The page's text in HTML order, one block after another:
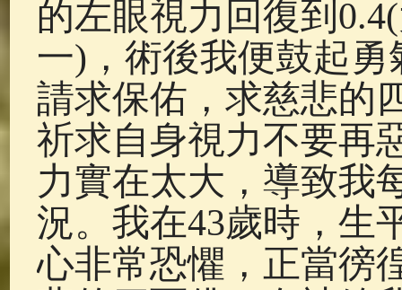
的左眼視力回復到
一)，術後我便鼓起
請求保佑，求慈悲的
祈求自身視力不要再
力實在太大，導致我
況。我在43歲時，生
心非常恐懼，正當徬